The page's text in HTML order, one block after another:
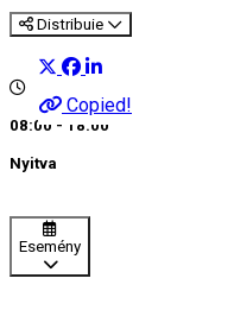
Distribuie
Copied!
08:00 - 18:00
Nyitva
Esemény